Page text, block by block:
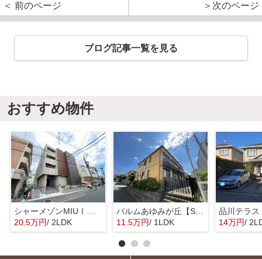
＜ 前のページ
＞次のページ
ブログ記事一覧を見る
おすすめ物件
20.5万円/ 2LDK
パルムあゆみが丘【SHM】
11.5万円/ 1LDK
品川テラス
14万円/